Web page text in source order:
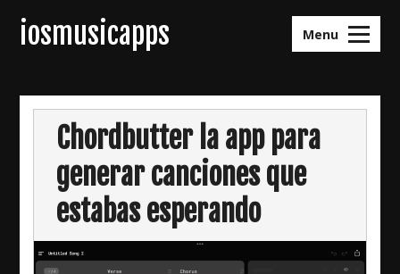
iosmusicapps Menu
Chordbutter la app para
generar canciones que
estabas esperando